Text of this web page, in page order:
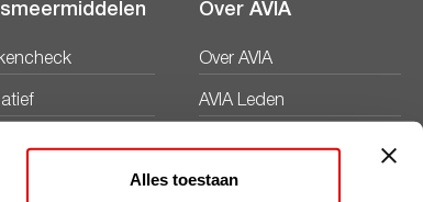
Alles toestaan
smeermiddelen Over AVIA
Over AVIA
AVIA Leden
Duurzaamheid